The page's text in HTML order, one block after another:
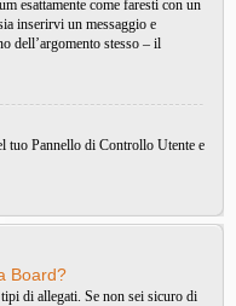
esattamente come faresti con un
inserirvi un messaggio e
dell’argomento stesso – il
tuo Pannello di Controllo Utente e
Board?
di allegati. Se non sei sicuro di